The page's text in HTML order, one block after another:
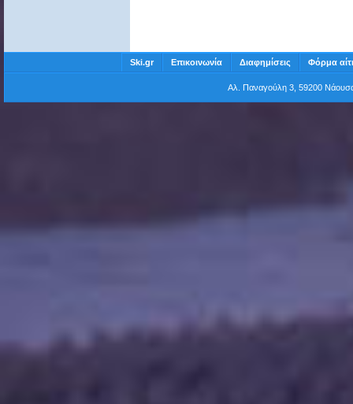
Ski.gr Επικοινωνία Διαφημίσεις Φόρμα
Αλ. Παναγούλη 3, 59200